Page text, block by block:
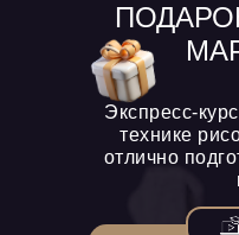
Экспресс-
технике
отлично